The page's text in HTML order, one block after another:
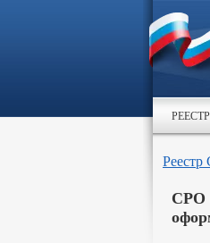
СРО